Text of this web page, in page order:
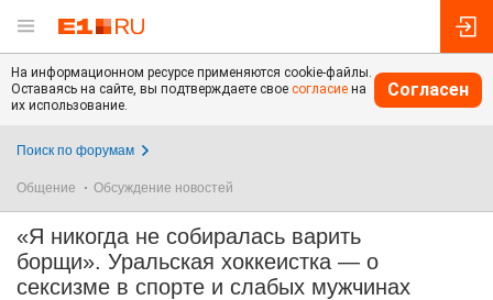
На информационном ресурсе применяются cookie-файлы.
Оставаясь на сайте, вы подтверждаете свое согласие на
их использование.
Согласен
Поиск по форумам
Общение Обсуждение новостей
«Я никогда не собиралась варить
борщи». Уральская хоккеистка — о
сексизме в спорте и слабых мужчинах